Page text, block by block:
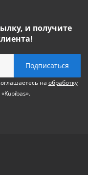
и получите
на обработку
«Kupibas».